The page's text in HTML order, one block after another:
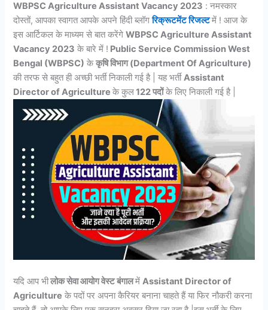
WBPSC Agriculture Assistant Vacancy 2023 : नमस्कार
दोस्तों, आपका स्वागत आपके अपने हिंदी ब्लॉगरिक्रूटमेंट रिजल्टमें ! आज के
इस आर्टिकल के माध्यम से बात करेंगेWBPSC Agriculture Assistant
Vacancy 2023 के बारे में ! Public Service Commission West
Bengal (WBPSC) केकृषि विभाग (Department Of Agriculture)
की तरफ से बहुत ही अच्छी भर्ती निकाली गई है | यह भर्तीAssistant
Director of Agricultureके कुल122 पदोंके लिए निकाली गई है |
यदि आप भीलोक सेवा आयोग वेस्ट बंगालमें Assistant Director of
Agriculture के पदों पर अपना कैरियर बनाना चाहते हैं या फिर नौकरी करना